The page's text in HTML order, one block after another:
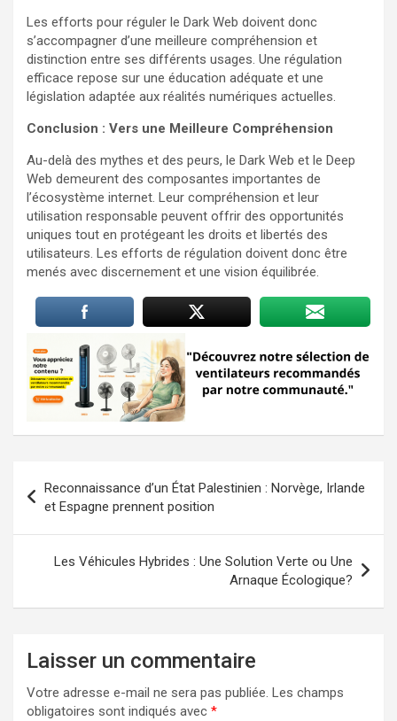
Les efforts pour réguler le Dark Web doivent donc
s’accompagner d’une meilleure compréhension et
distinction entre ses différents usages. Une régulation
efficace repose sur une éducation adéquate et une
législation adaptée aux réalités numériques actuelles.
Conclusion : Vers une Meilleure Compréhension
Au-delà des mythes et des peurs, le Dark Web et le Deep
Web demeurent des composantes importantes de
l’écosystème internet. Leur compréhension et leur
utilisation responsable peuvent offrir des opportunités
uniques tout en protégeant les droits et libertés des
utilisateurs. Les efforts de régulation doivent donc être
menés avec discernement et une vision équilibrée.
de
l’article
Reconnaissance d’un État Palestinien : Norvège, Irlande
et Espagne prennent position
Les Véhicules Hybrides : Une Solution Verte ou Une
Arnaque Écologique?
Laisser un commentaire
Votre adresse e-mail ne sera pas publiée. Les champs
obligatoires sont indiqués avec *